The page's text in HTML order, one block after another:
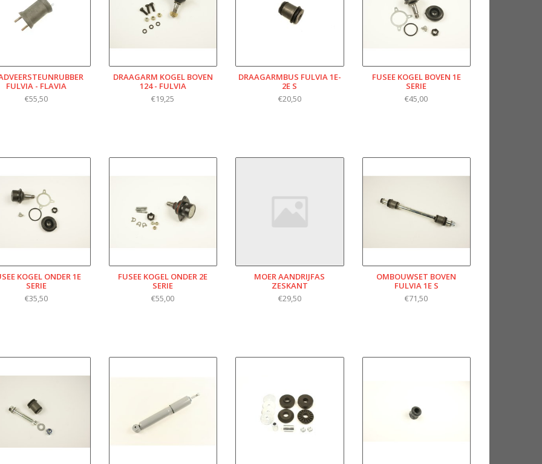
FULVIA - FLAVIA
€55,50
DRAAGARM KOGEL BOVEN
124 - FULVIA
€19,25
DRAAGARMBUS FULVIA 1E-
2E S
€20,50
FUSEE KOGEL BOVEN 1E
SERIE
€45,00
KOGEL ONDER 1E
SERIE
€35,50
FUSEE KOGEL ONDER 2E
SERIE
€55,00
MOER AANDRIJFAS
ZESKANT
€29,50
OMBOUWSET BOVEN
FULVIA 1E S
€71,50